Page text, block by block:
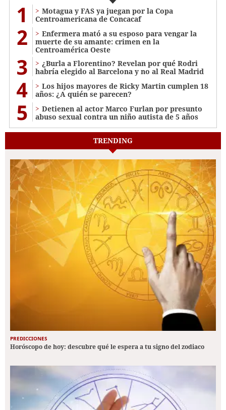
1
Motagua y FAS ya juegan por la Copa
Centroamericana de Concacaf
2
Enfermera mató a su esposo para vengar la
muerte de su amante: crimen en la
Centroamérica Oeste
3
¿Burla a Florentino? Revelan por qué Rodri
habría elegido al Barcelona y no al Real Madrid
4
Los hijos mayores de Ricky Martin cumplen 18
años: ¿A quién se parecen?
5
Detienen al actor Marco Furlan por presunto
abuso sexual contra un niño autista de 5 años
TRENDING
PREDICCIONES
Horóscopo de hoy: descubre qué le espera a tu signo del zodiaco